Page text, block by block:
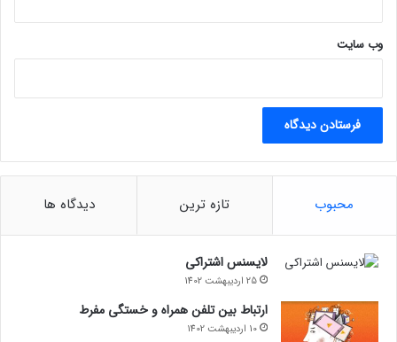
وب‌ سایت
محبوب تازه ترین دیدگاه ها
لایسنس اشتراکی
25 اردیبهشت 1402
ارتباط بین تلفن همراه و خستگی مفرط
10 اردیبهشت 1402